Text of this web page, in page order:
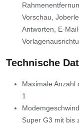
Vorschau,
Antworten, E-
Technische
Maximale Anzahl
1
Super G3 mit bis